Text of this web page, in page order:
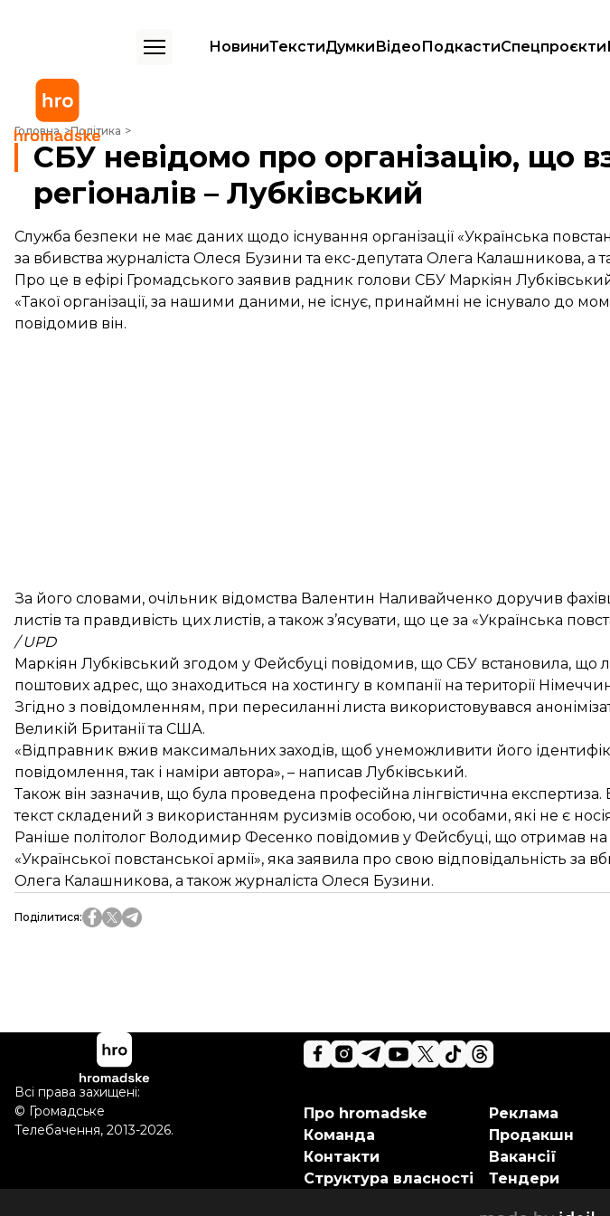
НовиниТекстиДумкиВідеоПодкастиСпецпроєкти
Головна Політика
СБУ невідомо про організацію, що взяла на себе вбивства регіоналів – Лубківський
СБУ невідомо про організацію, що
регіоналів – Лубківський
Служба безпеки не має даних щодо існування організації «Українська
за вбивства журналіста Олеся Бузини та екс-депутата Олега Калашникова, а
Про це в ефірі Громадського заявив радник голови СБУ Маркіян
«Такої організації, за нашими даними, не існує, принаймні не існувало до
повідомив він.
За його словами, очільник відомства Валентин Наливайченко доручив
листів та правдивість цих листів, а також з’ясувати, що це за «Українська
/ UPD
Маркіян Лубківський згодом у Фейсбуці повідомив, що СБУ встановила, що
поштових адрес, що знаходиться на хостингу в компанії на території
Згідно з повідомленням, при пересиланні листа використовувався
Великій Британії та США.
«Відправник вжив максимальних заходів, щоб унеможливити його
повідомлення, так і наміри автора», – написав Лубківський.
Також він зазначив, що була проведена професійна лінгвістична
текст складений з використанням русизмів особою, чи особами, які не є
Раніше політолог Володимир Фесенко повідомив у Фейсбуці, що отримав на
«Української повстанської армії», яка заявила про свою відповідальність за
Олега Калашникова, а також журналіста Олеся Бузини.
Поділитися:
Про hromadske
Команда
Контакти
Структура власності
Реклама
Продакшн
Вакансії
Тендери
Всі права захищені:
© Громадське
Телебачення, 2013-2026.